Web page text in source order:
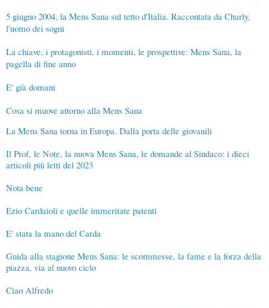
5 giugno 2004, la Mens Sana sul tetto d'Italia. Raccontata da Charly,
l'uomo dei sogni
La chiave, i protagonisti, i momenti, le prospettive: Mens Sana, la
pagella di fine anno
E' già domani
Cosa si muove attorno alla Mens Sana
La Mens Sana torna in Europa. Dalla porta delle giovanili
Il Prof, le Note, la nuova Mens Sana, le domande al Sindaco: i dieci
articoli più letti del 2023
Nota bene
Ezio Cardaioli e quelle immeritate patenti
E' stata la mano del Carda
Guida alla stagione Mens Sana: le scommesse, la fame e la forza della
piazza, via al nuovo ciclo
Ciao Alfredo